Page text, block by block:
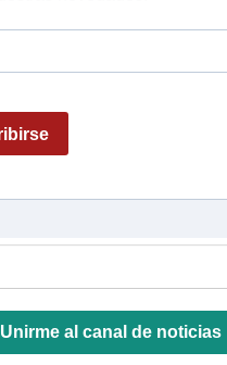
Unirme al canal de noticias